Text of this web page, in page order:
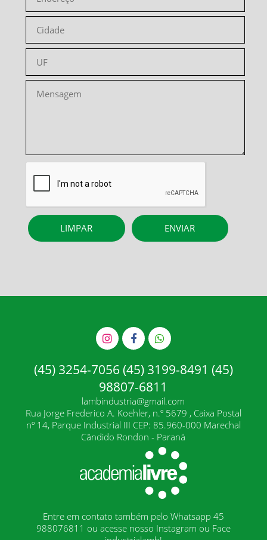
(45) 3254-7056 (45) 3199-8491 (45)
98807-6811
lambindustria@gmail.com
Rua Jorge Frederico A. Koehler, n.º 5679 , Caixa Postal
nº 14, Parque Industrial III CEP: 85.960-000 Marechal
Cândido Rondon - Paraná
Entre em contato também pelo Whatsapp 45
988076811 ou acesse nosso Instagram ou Face